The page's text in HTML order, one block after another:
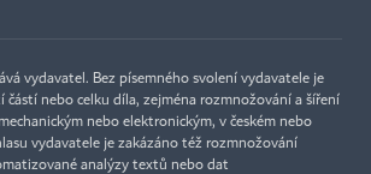
vydavatel. Bez písemného svolení vydavatele je
částí nebo celku díla, zejména rozmnožování a šíření
nebo elektronickým, v českém nebo
vydavatele je zakázáno též rozmnožování
analýzy textů nebo dat